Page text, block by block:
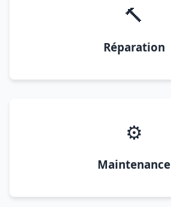
🔨
Réparation
⚙️
Maintenance